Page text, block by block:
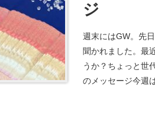
ジ
週末にはGW。先
聞かれました。最
うか？ちょっと世
のメッセージ今週